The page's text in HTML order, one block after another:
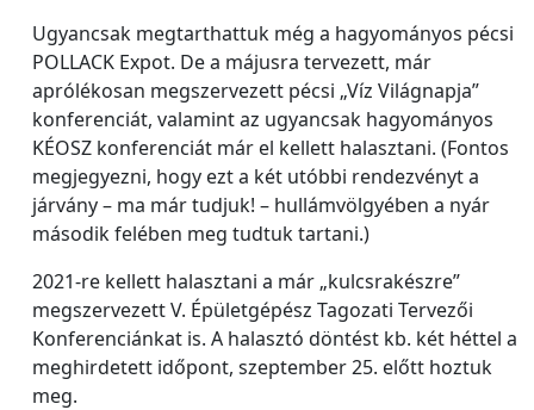
Ugyancsak megtarthattuk még a hagyományos pécsi
POLLACK Expot. De a májusra tervezett, már
aprólékosan megszervezett pécsi „Víz Világnapja”
konferenciát, valamint az ugyancsak hagyományos
KÉOSZ konferenciát már el kellett halasztani. (Fontos
megjegyezni, hogy ezt a két utóbbi rendezvényt a
járvány – ma már tudjuk! – hullámvölgyében a nyár
második felében meg tudtuk tartani.)
2021-re kellett halasztani a már „kulcsrakészre”
megszervezett V. Épületgépész Tagozati Tervezői
Konferenciánkat is. A halasztó döntést kb. két héttel a
meghirdetett időpont, szeptember 25. előtt hoztuk
meg.